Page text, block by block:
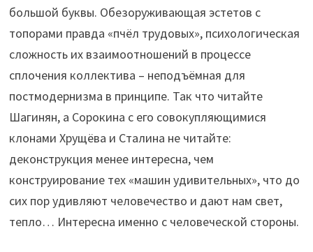
большой буквы. Обезоруживающая эстетов с
топорами правда «пчёл трудовых», психологическая
сложность их взаимоотношений в процессе
сплочения коллектива – неподъёмная для
постмодернизма в принципе. Так что читайте
Шагинян, а Сорокина с его совокупляющимися
клонами Хрущёва и Сталина не читайте:
деконструкция менее интересна, чем
конструирование тех «машин удивительных», что до
сих пор удивляют человечество и дают нам свет,
тепло… Интересна именно с человеческой стороны.